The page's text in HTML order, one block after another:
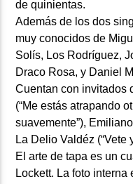
de quinientas.
Además de los dos
muy conocidos de
Solís, Los Rodríguez,
Draco Rosa, y Daniel
Cuentan con invitados
(“Me estás atrapando
suavemente”),
La Delio Valdéz (“Vete
El arte de tapa es un
Lockett. La foto interna